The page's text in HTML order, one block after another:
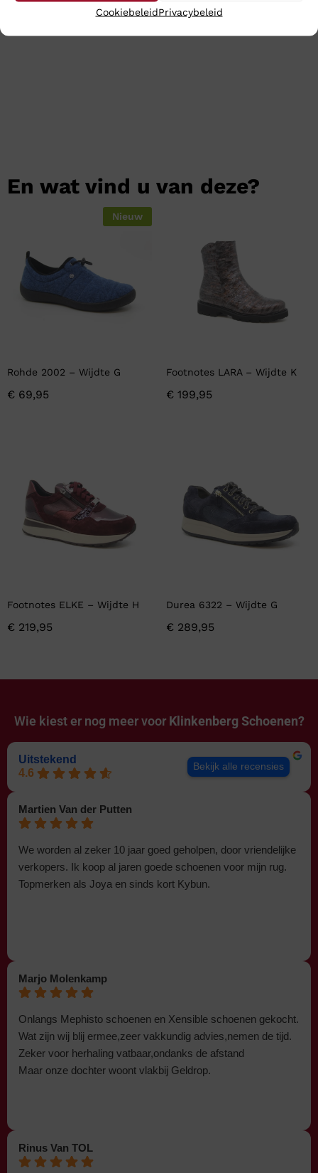
CookiebeleidPrivacybeleid
uw aankopen binnen 24 uur binnen.
En wat vind u van deze?
Nieuw
Rohde 2002 – Wijdte G
€ 69,95
Footnotes LARA – Wijdte K
€ 199,95
Footnotes ELKE – Wijdte H
€ 219,95
Durea 6322 – Wijdte G
€ 289,95
Wie kiest er nog meer voor Klinkenberg Schoenen?
Uitstekend
4.6
Bekijk alle recensies
Martien Van der Putten
We worden al zeker 10 jaar goed geholpen, door vriendelijke
verkopers. Ik koop al jaren goede schoenen voor mijn rug.
Topmerken als Joya en sinds kort Kybun.
Marjo Molenkamp
Onlangs Mephisto schoenen en Xensible schoenen gekocht.
Wat zijn wij blij ermee,zeer vakkundig advies,nemen de tijd.
Zeker voor herhaling vatbaar,ondanks de afstand
Maar onze dochter woont vlakbij Geldrop.
Rinus Van TOL